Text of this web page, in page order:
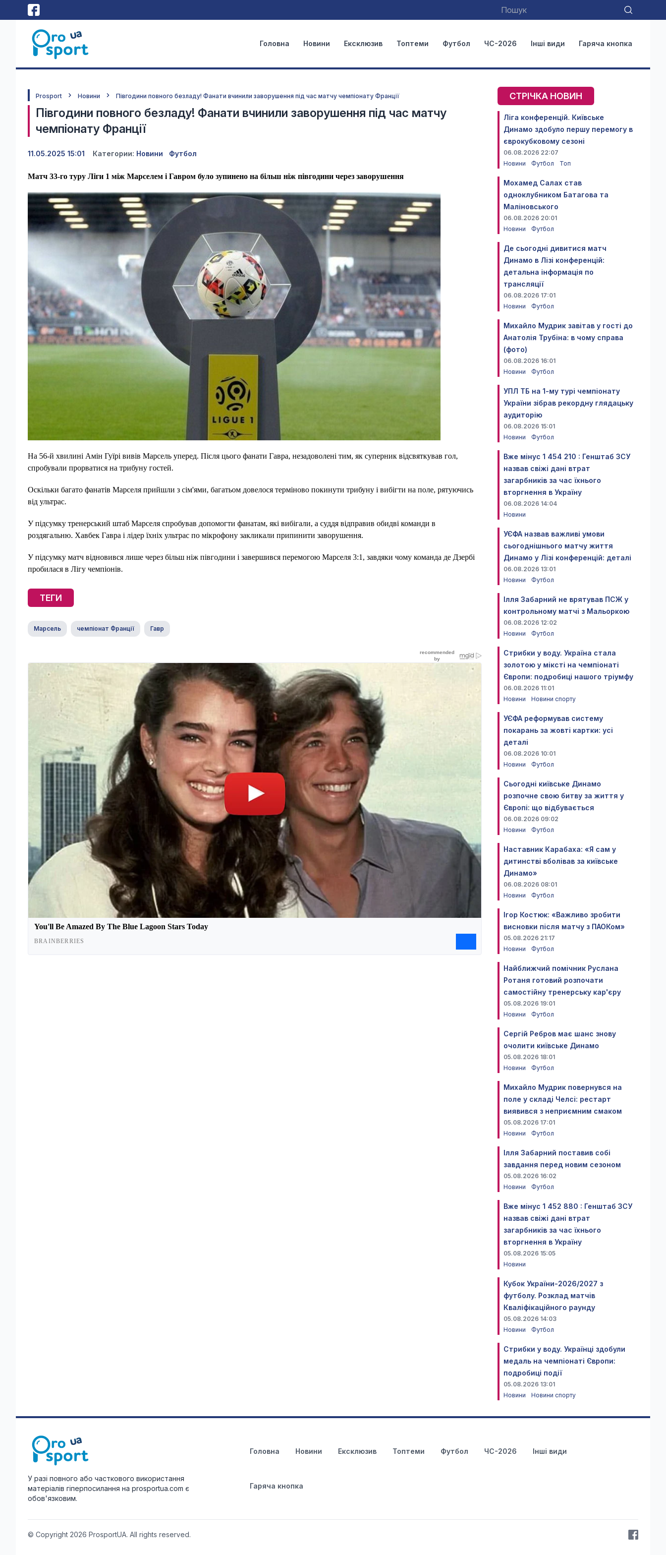
Головна Новини Ексклюзив Топтеми Футбол ЧС-2026 Інші види Гаряча кнопка
Prosport Новини Півгодини повного безладу! Фанати вчинили заворушення під час матчу чемпіонату Франції
Півгодини повного безладу! Фанати вчинили заворушення під час матчу
чемпіонату Франції
11.05.2025 15:01 Категории: Новини Футбол
Матч 33-го туру Ліги 1 між Марселем і Гавром було зупинено на більш ніж півгодини через заворушення
На 56-й хвилині Амін Гуїрі вивів Марсель уперед. Після цього фанати Гавра, незадоволені тим, як суперник відсвяткував гол,
спробували прорватися на трибуну гостей.
Оскільки багато фанатів Марселя прийшли з сім'ями, багатьом довелося терміново покинути трибуну і вибігти на поле, рятуючись
від ультрас.
У підсумку тренерський штаб Марселя спробував допомогти фанатам, які вибігали, а суддя відправив обидві команди в
роздягальню. Хавбек Гавра і лідер їхніх ультрас по мікрофону закликали припинити заворушення.
У підсумку матч відновився лише через більш ніж півгодини і завершився перемогою Марселя 3:1, завдяки чому команда де Дзербі
пробилася в Лігу чемпіонів.
ТЕГИ
Марсель чемпіонат Франції Гавр
СТРІЧКА НОВИН
Ліга конференцій. Київське
Динамо здобуло першу перемогу в
єврокубковому сезоні
06.08.2026 22:07
Новини
Футбол Топ
Мохамед Салах став
одноклубником Батагова та
Маліновського
06.08.2026 20:01
Новини
Футбол
Де сьогодні дивитися матч
Динамо в Лізі конференцій:
детальна інформація по
трансляції
06.08.2026 17:01
Новини
Футбол
Михайло Мудрик завітав у гості до
Анатолія Трубіна: в чому справа
(фото)
06.08.2026 16:01
Новини
Футбол
УПЛ ТБ на 1-му турі чемпіонату
України зібрав рекордну глядацьку
аудиторію
06.08.2026 15:01
Новини
Футбол
Вже мінус 1 454 210 : Генштаб ЗСУ
назвав свіжі дані втрат
загарбників за час їхнього
вторгнення в Україну
06.08.2026 14:04
Новини
УЄФА назвав важливі умови
сьогоднішнього матчу життя
Динамо у Лізі конференцій: деталі
06.08.2026 13:01
Новини
Футбол
Ілля Забарний не врятував ПСЖ у
контрольному матчі з Мальоркою
06.08.2026 12:02
Новини
Футбол
Стрибки у воду. Україна стала
золотою у міксті на чемпіонаті
Європи: подробиці нашого тріумфу
06.08.2026 11:01
Новини
Новини спорту
УЄФА реформував систему
покарань за жовті картки: усі
деталі
06.08.2026 10:01
Новини
Футбол
Сьогодні київське Динамо
розпочне свою битву за життя у
Європі: що відбувається
06.08.2026 09:02
Новини
Футбол
Наставник Карабаха: «Я сам у
дитинстві вболівав за київське
Динамо»
06.08.2026 08:01
Новини
Футбол
Ігор Костюк: «Важливо зробити
висновки після матчу з ПАОКом»
05.08.2026 21:17
Новини
Футбол
Найближчий помічник Руслана
Ротаня готовий розпочати
самостійну тренерську кар'єру
05.08.2026 19:01
Новини
Футбол
Сергій Ребров має шанс знову
очолити київське Динамо
05.08.2026 18:01
Новини
Футбол
Михайло Мудрик повернувся на
поле у складі Челсі: рестарт
виявився з неприємним смаком
05.08.2026 17:01
Новини
Футбол
Ілля Забарний поставив собі
завдання перед новим сезоном
05.08.2026 16:02
Новини
Футбол
Вже мінус 1 452 880 : Генштаб ЗСУ
назвав свіжі дані втрат
загарбників за час їхнього
вторгнення в Україну
05.08.2026 15:05
Новини
Кубок України-2026/2027 з
футболу. Розклад матчів
Кваліфікаційного раунду
05.08.2026 14:03
Новини
Футбол
Стрибки у воду. Українці здобули
медаль на чемпіонаті Європи:
подробиці події
05.08.2026 13:01
Новини
Новини спорту
У разі повного або часткового використання
матеріалів гіперпосилання на prosportua.com є
обов'язковим.
Головна Новини Ексклюзив Топтеми Футбол ЧС-2026 Інші види
Гаряча кнопка
© Copyright 2026 ProsportUA. All rights reserved.